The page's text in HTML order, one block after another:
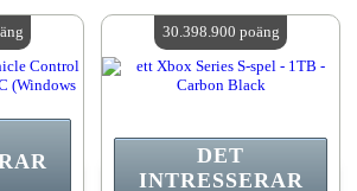
4
Antal tillgängliga:4
DET
INTRESSERAR
30.398.900 poäng